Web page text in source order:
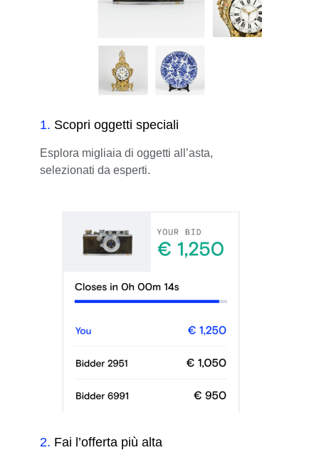
1. Scopri oggetti speciali
Esplora migliaia di oggetti all’asta,
selezionati da esperti.
2. Fai l’offerta più alta